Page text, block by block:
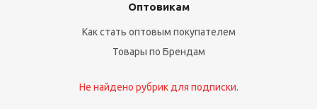
Оптовикам
Как стать оптовым покупателем
Товары по Брендам
Не найдено рубрик для подписки.